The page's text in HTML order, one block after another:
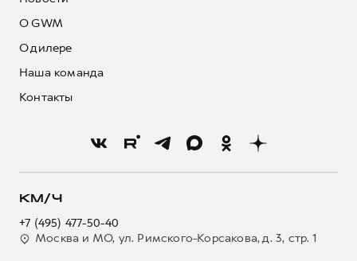
О GWM
О дилере
Наша команда
Контакты
КМ/Ч
+7 (495) 477-50-40
Москва и МО, ул. Римского-Корсакова, д. 3, стр. 1